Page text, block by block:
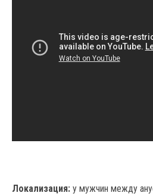
Локализация: у мужчин между